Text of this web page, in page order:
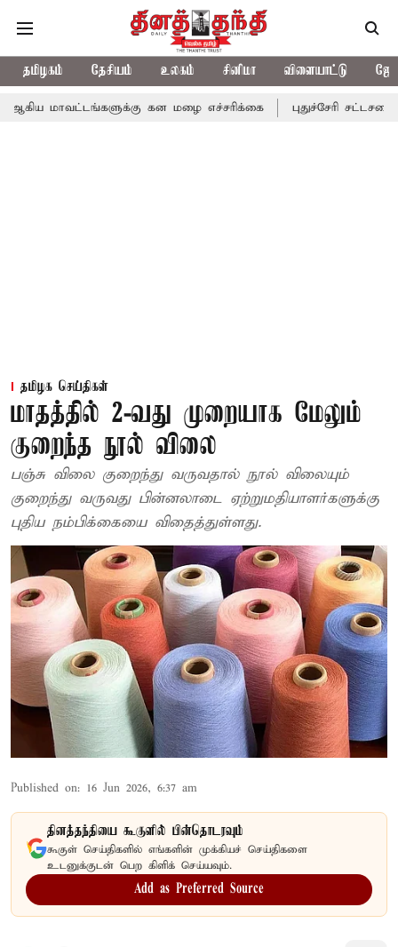
தமிழகம் தேசியம் உலகம் சினிமா விளையாட்டு
கன மழை எச்சரிக்கை புதுச்சேரி சட்டசபையில்
தமிழக செய்திகள்
மாதத்தில் 2-வது முறையாக மேலும்
குறைந்த நூல் விலை
பஞ்சு விலை குறைந்து வருவதால் நூல் விலையும்
குறைந்து வருவது பின்னலாடை ஏற்றுமதியாளர்களுக்கு
புதிய நம்பிக்கையை விதைத்துள்ளது.
Published on: 16 Jun 2026, 6:37 am
தினத்தந்தியை கூகுளில் பின்தொடரவும்
கூகுள் செய்திகளில் எங்களின் முக்கியச் செய்திகளை
உடனுக்குடன் பெற கிளிக் செய்யவும்.
Add as Preferred Source